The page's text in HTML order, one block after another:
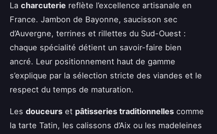
La charcuterie reflète l’excellence artisanale en
France. Jambon de Bayonne, saucisson sec
d’Auvergne, terrines et rillettes du Sud-Ouest :
chaque spécialité détient un savoir-faire bien
ancré. Leur positionnement haut de gamme
s’explique par la sélection stricte des viandes et le
respect du temps de maturation.
Les douceurs et pâtisseries traditionnelles comme
la tarte Tatin, les calissons d’Aix ou les madeleines